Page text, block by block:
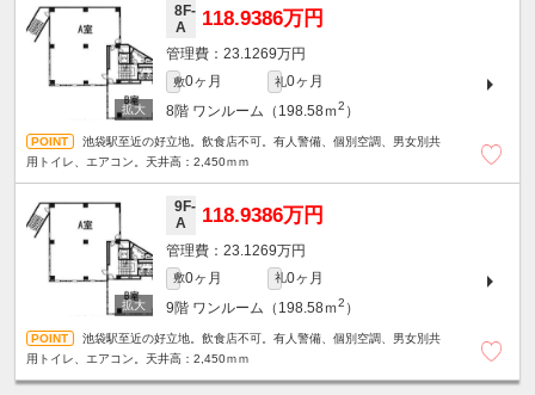
8F-
A
118.9386万円
23.1269万円
敷0ヶ月 礼0ヶ月
8階 ワンルーム（198.58ｍ2 ）
池袋駅至近の好立地。飲食店不可。有人警備、個別空調、男女別共
用トイレ、エアコン。天井高：2,450ｍｍ
9F-
A
118.9386万円
23.1269万円
敷0ヶ月 礼0ヶ月
9階 ワンルーム（198.58ｍ2 ）
池袋駅至近の好立地。飲食店不可。有人警備、個別空調、男女別共
用トイレ、エアコン。天井高：2,450ｍｍ